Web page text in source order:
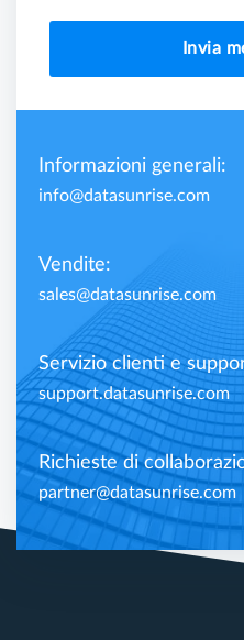
Invia
Informazioni generali:
info@datasunrise.com
Vendite:
sales@datasunrise.com
Servizio clienti e
support.datasunrise.com
Richieste di
partner@datasunrise.com